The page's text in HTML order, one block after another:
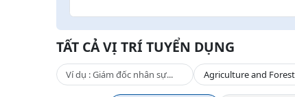
TẤT CẢ VỊ TRÍ TUYỂN DỤNG